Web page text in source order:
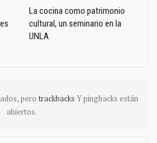
La cocina como patrimonio
cultural, un seminario en la
UNLA
pero trackbacks Y pingbacks están
abiertos.